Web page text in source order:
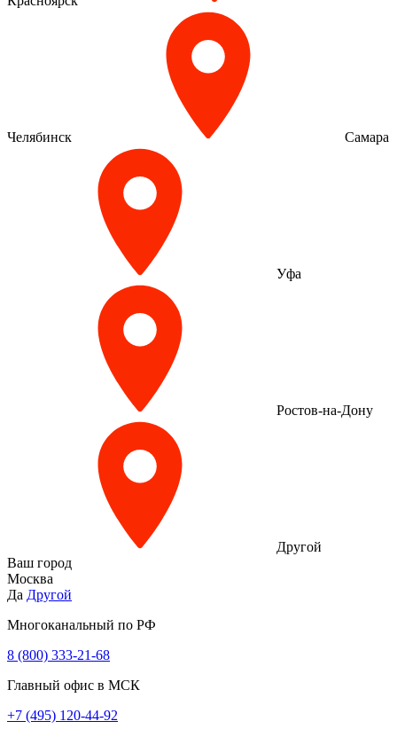
Челябинск Самара
Уфа
Ростов-на-Дону
Другой
Ваш город
Москва
Да Другой
Многоканальный по РФ
8 (800) 333‑21-68
Главный офис в МСК
+7 (495) 120-44-92